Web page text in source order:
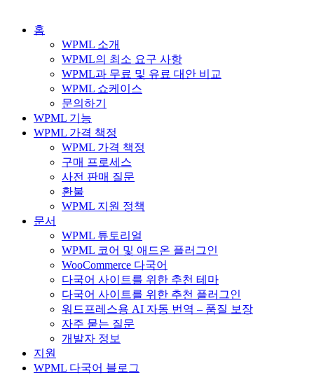
홈
WPML 소개
WPML의 최소 요구 사항
WPML과 무료 및 유료 대안 비교
WPML 쇼케이스
문의하기
WPML 기능
WPML 가격 책정
WPML 가격 책정
구매 프로세스
사전 판매 질문
환불
WPML 지원 정책
문서
WPML 튜토리얼
WPML 코어 및 애드온 플러그인
WooCommerce 다국어
다국어 사이트를 위한 추천 테마
다국어 사이트를 위한 추천 플러그인
워드프레스용 AI 자동 번역 – 품질 보장
자주 묻는 질문
개발자 정보
지원
WPML 다국어 블로그